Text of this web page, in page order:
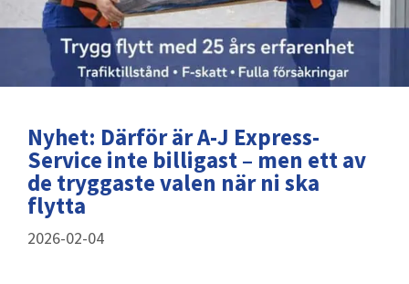
Nyhet: Därför är A-J Express-
Service inte billigast – men ett av
de tryggaste valen när ni ska
flytta
2026-02-04